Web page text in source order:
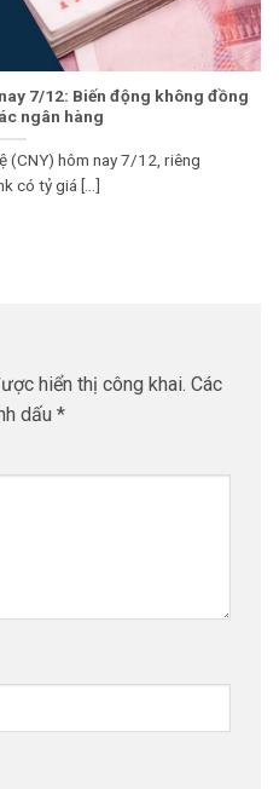
7/12: Biến động không đồng
ngân hàng
(CNY) hôm nay 7/12, riêng
có tỷ giá [...]
hiển thị công khai. Các
dấu *